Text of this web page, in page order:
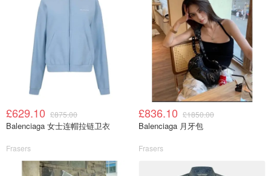
£629.10 £875.00
Balenciaga 女士连帽拉链卫衣
Frasers
£836.10 £1850.00
Balenciaga 月牙包
Frasers